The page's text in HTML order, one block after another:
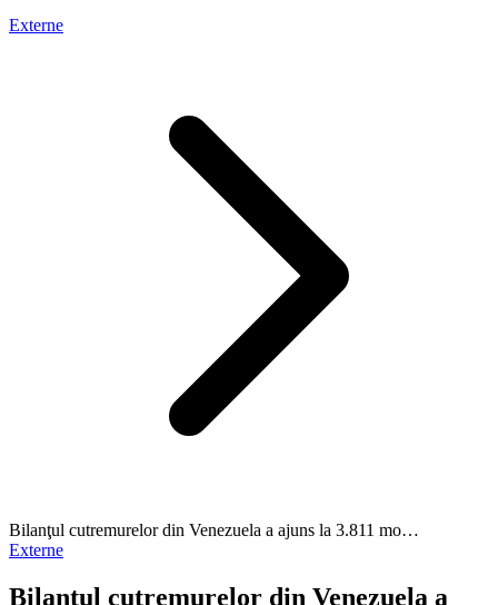
Externe
Bilanţul cutremurelor din Venezuela a ajuns la 3.811 mo…
Externe
Bilanţul cutremurelor din Venezuela a